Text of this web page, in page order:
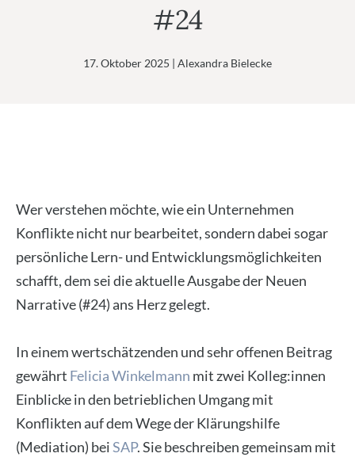
#24
17. Oktober 2025 | Alexandra Bielecke
Wer verstehen möchte, wie ein Unternehmen
Konflikte nicht nur bearbeitet, sondern dabei sogar
persönliche Lern- und Entwicklungsmöglichkeiten
schafft, dem sei die aktuelle Ausgabe der Neuen
Narrative (#24) ans Herz gelegt.
In einem wertschätzenden und sehr offenen Beitrag
gewährt Felicia Winkelmann mit zwei Kolleg:innen
Einblicke in den betrieblichen Umgang mit
Konflikten auf dem Wege der Klärungshilfe
(Mediation) beiSAP. Sie beschreiben gemeinsam mit